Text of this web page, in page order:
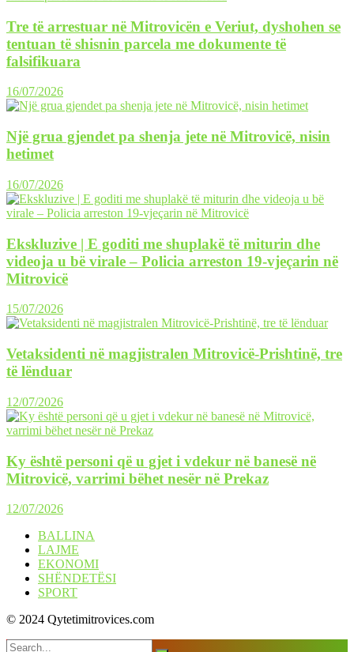
Tre të arrestuar në Mitrovicën e Veriut, dyshohen se
tentuan të shisnin parcela me dokumente të
falsifikuara
16/07/2026
Një grua gjendet pa shenja jete në Mitrovicë, nisin
hetimet
16/07/2026
Ekskluzive | E goditi me shuplakë të miturin dhe
videoja u bë virale – Policia arreston 19-vjeçarin në
Mitrovicë
15/07/2026
Vetaksidenti në magjistralen Mitrovicë-Prishtinë, tre
të lënduar
12/07/2026
Ky është personi që u gjet i vdekur në banesë në
Mitrovicë, varrimi bëhet nesër në Prekaz
12/07/2026
BALLINA
LAJME
EKONOMI
SHËNDETËSI
SPORT
© 2024 Qytetimitrovices.com